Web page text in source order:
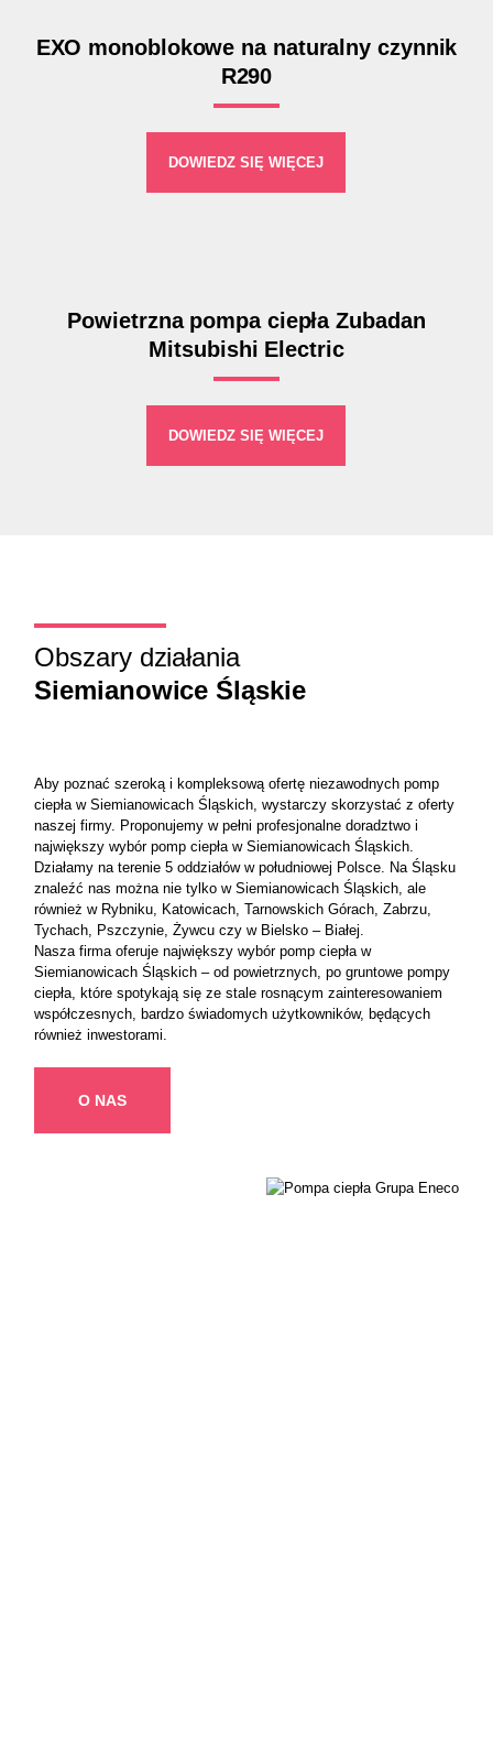
EXO monoblokowe na naturalny czynnik
R290
DOWIEDZ SIĘ WIĘCEJ
Powietrzna pompa ciepła Zubadan
Mitsubishi Electric
DOWIEDZ SIĘ WIĘCEJ
Obszary działania
Siemianowice Śląskie
Aby poznać szeroką i kompleksową ofertę niezawodnych pomp
ciepła w Siemianowicach Śląskich, wystarczy skorzystać z oferty
naszej firmy. Proponujemy w pełni profesjonalne doradztwo i
największy wybór pomp ciepła w Siemianowicach Śląskich.
Działamy na terenie 5 oddziałów w południowej Polsce. Na Śląsku
znaleźć nas można nie tylko w Siemianowicach Śląskich, ale
również w Rybniku, Katowicach, Tarnowskich Górach, Zabrzu,
Tychach, Pszczynie, Żywcu czy w Bielsko – Białej.
Nasza firma oferuje największy wybór pomp ciepła w
Siemianowicach Śląskich – od powietrznych, po gruntowe pompy
ciepła, które spotykają się ze stale rosnącym zainteresowaniem
współczesnych, bardzo świadomych użytkowników, będących
również inwestorami.
O NAS